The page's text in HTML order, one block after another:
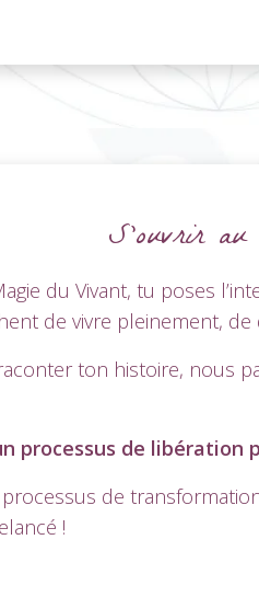
S’ouvrir au
du Vivant, tu poses
de vivre pleinement, de
ton histoire, nous
processus de libération
de
!